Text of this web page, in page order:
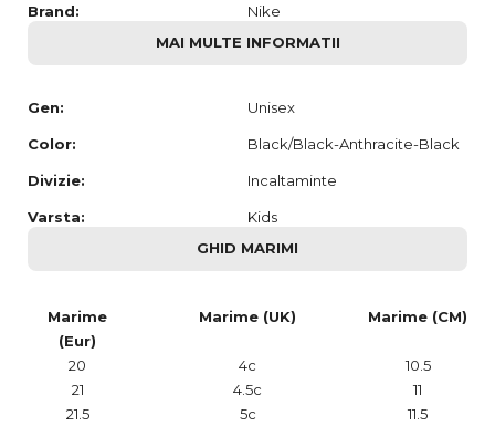
Brand:
Nike
MAI MULTE INFORMATII
Gen: Unisex
Color: Black/Black-Anthracite-Black
Divizie: Incaltaminte
Varsta:
Kids
GHID MARIMI
Marime
(Eur)
Marime (UK) Marime (CM)
20 4c
10.5
21
4.5c
11
21.5
5c
11.5